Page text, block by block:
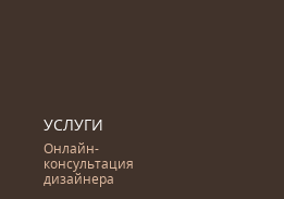
УСЛУГИ
Онлайн-
консультация
дизайнера